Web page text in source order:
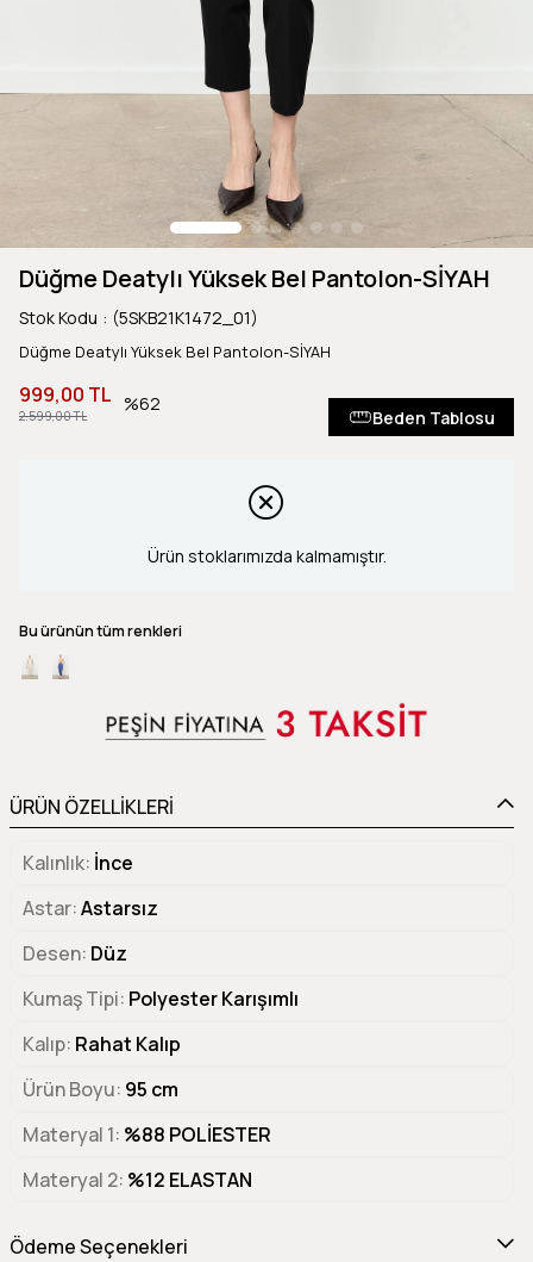
Düğme Deatylı Yüksek Bel Pantolon-SİYAH
Stok Kodu (5SKB21K1472_01)
Düğme Deatylı Yüksek Bel Pantolon-SİYAH
2.599,00 TL
999,00 TL 62
Beden Tablosu
Ürün stoklarımızda kalmamıştır.
Bu ürünün tüm renkleri
ÜRÜN ÖZELLİKLERİ
Kalınlık İnce
Astar Astarsız
Desen Düz
Kumaş Tipi Polyester Karışımlı
Kalıp Rahat Kalıp
Ürün Boyu 95 cm
Materyal 1 %88 POLİESTER
Materyal 2 %12 ELASTAN
Ödeme Seçenekleri